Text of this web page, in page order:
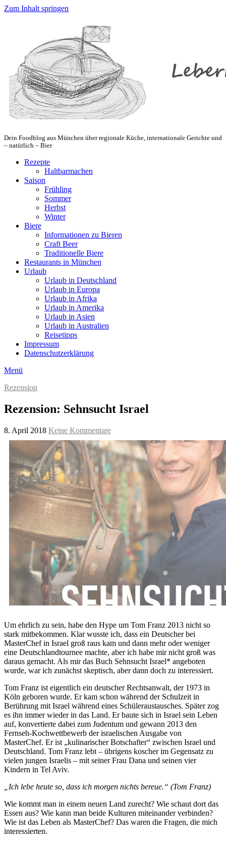
Zum Inhalt springen
Dein Foodblog aus München über regionale Küche, internationale Gerichte und
– natürlich – Bier
Rezepte
Haltbarmachen
Saison
Frühling
Sommer
Herbst
Winter
Biere
Informationen zu Bieren
Craft Beer
Traditionelle Biere
Restaurants in München
Urlaub
Urlaub in Deutschland
Urlaub in Europa
Urlaub in Afrika
Urlaub in Amerika
Urlaub in Asien
Urlaub in Australien
Reisetipps
Impressum
Datenschutzerklärung
Menü
Rezension
Rezension: Sehnsucht Israel
8. April 2018 Keine Kommentare
Um ehrlich zu sein, habe den Hype um Tom Franz 2013 nicht so
stark mitbekommen. Klar wusste ich, dass ein Deutscher bei
MasterChef in Israel groß raus kam und dann mehr oder weniger
eine Deutschlandtournee machte, aber ich habe mir nicht groß was
daraus gemacht. Als mir das Buch Sehnsucht Israel* angeboten
wurde, war ich zunächst skeptisch, aber dann doch zu interessiert.
Tom Franz ist eigentlich ein deutscher Rechtsanwalt, der 1973 in
Köln geboren wurde. Er kam schon während der Schulzeit in
Berührung mit Israel während eines Schüleraustausches. Später zog
es ihn immer wieder in das Land. Er baute sich in Israel sein Leben
auf, konvertierte dabei zum Judentum und gewann 2013 den
Fernseh-Kochwettbewerb der israelischen Ausgabe von
MasterChef. Er ist „kulinarischer Botschafter“ zwischen Israel und
Deutschland. Tom Franz lebt – übrigens koscher im Gegensatz zu
vielen jungen Israelis – mit seiner Frau Dana und seinen vier
Kindern in Tel Aviv.
„Ich lebe heute so, dass ich morgen nichts bereue.“ (Tom Franz)
Wie kommt man in einem neuen Land zurecht? Wie schaut dort das
Essen aus? Wie kann man beide Kulturen miteinander verbinden?
Wie ist das Leben als MasterChef? Das waren die Fragen, die mich
interessierten.